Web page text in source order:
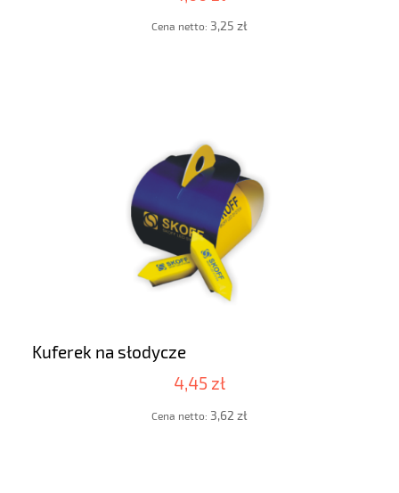
Cena netto: 3,25 zł
Kuferek na słodycze
4,45 zł
Cena netto: 3,62 zł